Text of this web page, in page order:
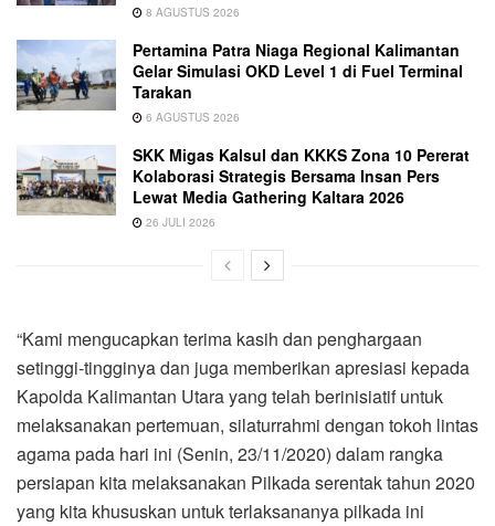
8 AGUSTUS 2026
Pertamina Patra Niaga Regional Kalimantan
Gelar Simulasi OKD Level 1 di Fuel Terminal
Tarakan
6 AGUSTUS 2026
SKK Migas Kalsul dan KKKS Zona 10 Pererat
Kolaborasi Strategis Bersama Insan Pers
Lewat Media Gathering Kaltara 2026
26 JULI 2026
“Kami mengucapkan terima kasih dan penghargaan
setinggi-tingginya dan juga memberikan apresiasi kepada
Kapolda Kalimantan Utara yang telah berinisiatif untuk
melaksanakan pertemuan, silaturrahmi dengan tokoh lintas
agama pada hari ini (Senin, 23/11/2020) dalam rangka
persiapan kita melaksanakan Pilkada serentak tahun 2020
yang kita khususkan untuk terlaksananya pilkada ini